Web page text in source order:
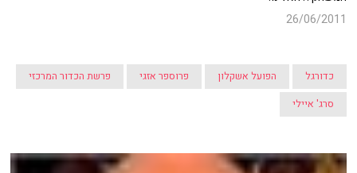
26/06/2011
כדורגל הפועל אשקלון פרוספר אזגי
פרשת הכדור המרכזי
סרג' איילי